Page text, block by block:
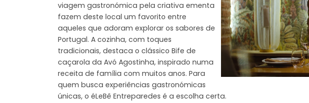
viagem gastronómica pela criativa ementa
fazem deste local um favorito entre
aqueles que adoram explorar os sabores de
Portugal. A cozinha, com toques
tradicionais, destaca o clássico Bife de
caçarola da Avó Agostinha, inspirado numa
receita de família com muitos anos. Para
quem busca experiências gastronómicas
únicas, o éLeBê Entreparedes é a escolha certa.